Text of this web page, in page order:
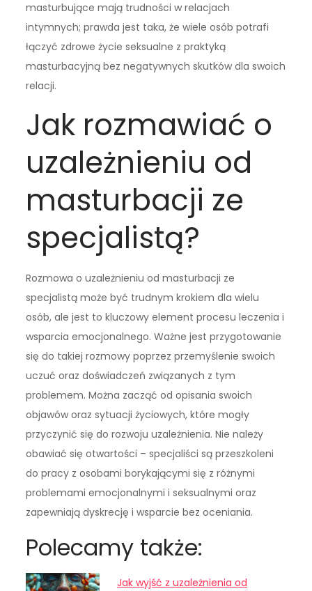
masturbujące mają trudności w relacjach
intymnych; prawda jest taka, że wiele osób potrafi
łączyć zdrowe życie seksualne z praktyką
masturbacyjną bez negatywnych skutków dla swoich
relacji.
Jak rozmawiać o
uzależnieniu od
masturbacji ze
specjalistą?
Rozmowa o uzależnieniu od masturbacji ze
specjalistą może być trudnym krokiem dla wielu
osób, ale jest to kluczowy element procesu leczenia i
wsparcia emocjonalnego. Ważne jest przygotowanie
się do takiej rozmowy poprzez przemyślenie swoich
uczuć oraz doświadczeń związanych z tym
problemem. Można zacząć od opisania swoich
objawów oraz sytuacji życiowych, które mogły
przyczynić się do rozwoju uzależnienia. Nie należy
obawiać się otwartości – specjaliści są przeszkoleni
do pracy z osobami borykającymi się z różnymi
problemami emocjonalnymi i seksualnymi oraz
zapewniają dyskrecję i wsparcie bez oceniania.
Polecamy także:
Jak wyjść z uzależnienia od